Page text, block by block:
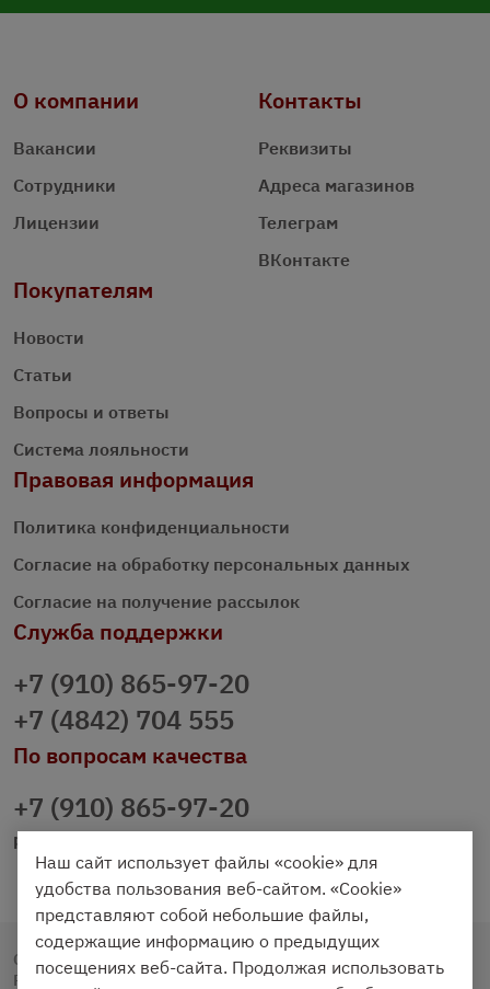
О компании
Вакансии
Сотрудники
Лицензии
Контакты
Реквизиты
Адреса магазинов
Телеграм
ВКонтакте
Покупателям
Новости
Статьи
Вопросы и ответы
Система лояльности
Правовая информация
Политика конфиденциальности
Согласие на обработку персональных данных
Согласие на получение рассылок
Служба поддержки
+7 (910) 865-97-20
+7 (4842) 704 555
По вопросам качества
+7 (910) 865-97-20
prazdnichniy40@palmi.ru
Copyright © 2020 - 2026. Праздничный Стол.
Разработка и продвижение - Vegas Studio
Наш сайт использует файлы «cookie» для
удобства пользования веб-сайтом. «Cookie»
представляют собой небольшие файлы,
содержащие информацию о предыдущих
посещениях веб-сайта. Продолжая использовать